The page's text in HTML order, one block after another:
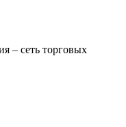
– сеть торговых